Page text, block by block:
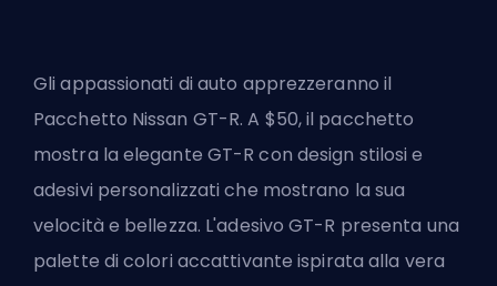
Gli appassionati di auto apprezzeranno il
Pacchetto Nissan GT-R. A $50, il pacchetto
mostra la elegante GT-R con design stilosi e
adesivi personalizzati che mostrano la sua
velocità e bellezza. L'adesivo GT-R presenta una
palette di colori accattivante ispirata alla vera